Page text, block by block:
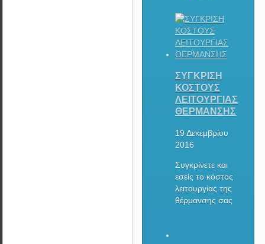
ΣΥΓΚΡΙΣΗ
ΚΟΣΤΟΥΣ
ΛΕΙΤΟΥΡΓΙΑΣ
ΘΕΡΜΑΝΣΗΣ
19 Δεκεμβρίου
2016
Συγκρίνετε και
εσείς το κόστος
λειτουργίας της
θέρμανσης σας